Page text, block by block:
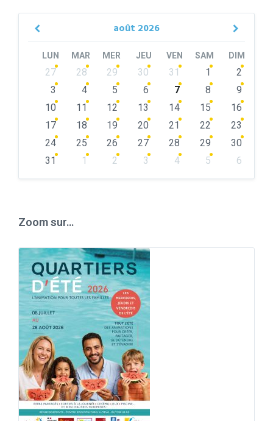
août 2026
Previous
LUN MAR MER JEU VEN SAM DIM
Skip
calendar
27 28 29 30 31 1
2
3
4 5 6 7 8
9
10
11 12 13 14 15
16
17
18 19 20 21 22
23
24
25 26 27 28 29
30
31
1 2 3 4 5
6
Zoom sur…